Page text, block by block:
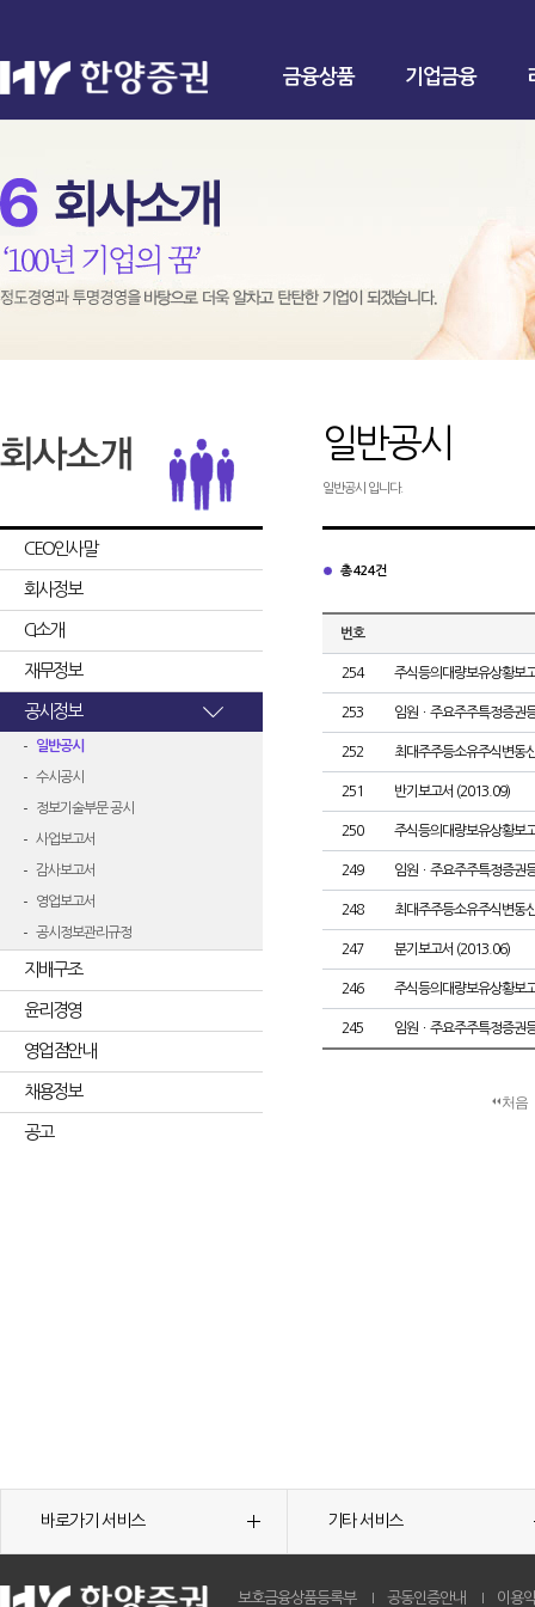
금융상품 기업금융
CEO인사말
회사정보
CI소개
재무정보
공시정보
일반공시
수시공시
정보기술부문 공시
사업보고서
감사보고서
영업보고서
공시정보관리규정
지배구조
윤리경영
영업점안내
채용정보
공고
일반공시
일반공시 입니다.
총 424건
번호
254 주식등의대량보유상황보
253 임원ㆍ주요주주특정증권
252 최대주주등소유주식변동
251 반기보고서 (2013.09)
250 주식등의대량보유상황보
249 임원ㆍ주요주주특정증권
248 최대주주등소유주식변동
247 분기보고서 (2013.06)
246 주식등의대량보유상황보
245 임원ㆍ주요주주특정증권
처음
바로가기 서비스 기타 서비스
보호금융상품등록부 공동인증안내 이용